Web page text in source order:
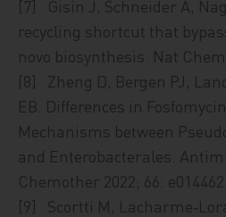
[7] Gisin J, Schneider A,
recycling shortcut that
novo biosynthesis. Nat Chem
[8] Zheng D, Bergen PJ,
EB. Differences in
Mechanisms between
and Enterobacterales.
Chemother 2022; 66:
[9] Scortti M,